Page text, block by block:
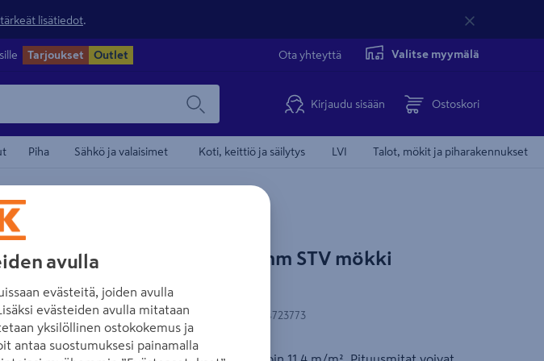
tärkeät lisätiedot
Tarjoukset Outlet Ota yhteyttä Valitse myymälä
Kirjaudu sisään Ostoskori
Piha Sähkö ja valaisimet Koti, keittiö ja säilytys LVI Talot, mökit ja piharakennukset
Tämä video vaatii mainonnan kohdentamisevästeiden
Hyväksy evästeet nähdäksesi videon.
Avaa evästeasetukset
Sisustuspaneeli OK 14x95mm STV mökki
kuusi
Tuotenumero : 500914456 EAN-koodi 6410404723773
avulla
evästeitä, joiden avulla
evästeiden avulla mitataan
yksilöllinen ostokokemus ja
antaa suostumuksesi painamalla